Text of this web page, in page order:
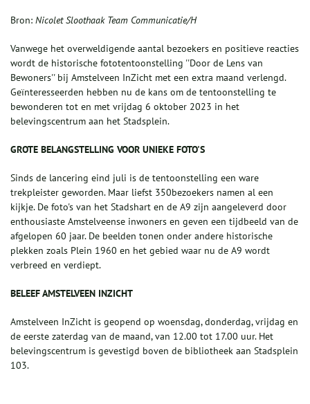
Bron: Nicolet Sloothaak Team Communicatie/H
Vanwege het overweldigende aantal bezoekers en positieve reacties
wordt de historische fototentoonstelling ''Door de Lens van
Bewoners'' bij Amstelveen InZicht met een extra maand verlengd.
Geïnteresseerden hebben nu de kans om de tentoonstelling te
bewonderen tot en met vrijdag 6 oktober 2023 in het
belevingscentrum aan het Stadsplein.
GROTE BELANGSTELLING VOOR UNIEKE FOTO'S
Sinds de lancering eind juli is de tentoonstelling een ware
trekpleister geworden. Maar liefst 350bezoekers namen al een
kijkje. De foto's van het Stadshart en de A9 zijn aangeleverd door
enthousiaste Amstelveense inwoners en geven een tijdbeeld van de
afgelopen 60 jaar. De beelden tonen onder andere historische
plekken zoals Plein 1960 en het gebied waar nu de A9 wordt
verbreed en verdiept.
BELEEF AMSTELVEEN INZICHT
Amstelveen InZicht is geopend op woensdag, donderdag, vrijdag en
de eerste zaterdag van de maand, van 12.00 tot 17.00 uur. Het
belevingscentrum is gevestigd boven de bibliotheek aan Stadsplein
103.